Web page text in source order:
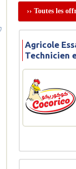
›› Toutes les
Agricole
Technicien